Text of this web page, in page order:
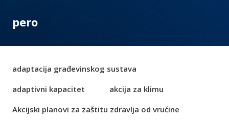
pero
adaptacija građevinskog sustava
adaptivni kapacitet
akcija za klimu
Akcijski planovi za zaštitu zdravlja od vrućine